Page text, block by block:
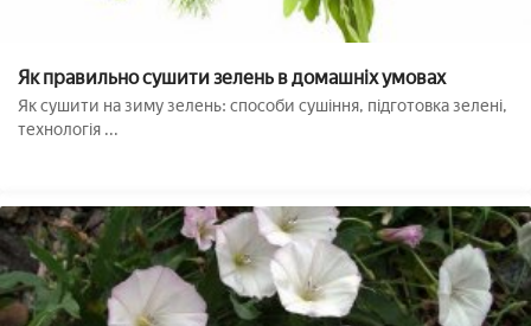
Як правильно сушити зелень в домашніх умовах
Як сушити на зиму зелень: способи сушіння, підготовка зелені,
технологія ...